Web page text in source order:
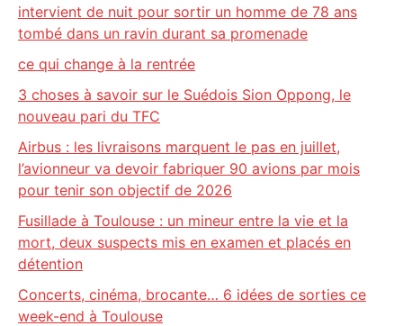
intervient de nuit pour sortir un homme de 78 ans
tombé dans un ravin durant sa promenade
ce qui change à la rentrée
3 choses à savoir sur le Suédois Sion Oppong, le
nouveau pari du TFC
Airbus : les livraisons marquent le pas en juillet,
l’avionneur va devoir fabriquer 90 avions par mois
pour tenir son objectif de 2026
Fusillade à Toulouse : un mineur entre la vie et la
mort, deux suspects mis en examen et placés en
détention
Concerts, cinéma, brocante… 6 idées de sorties ce
week-end à Toulouse